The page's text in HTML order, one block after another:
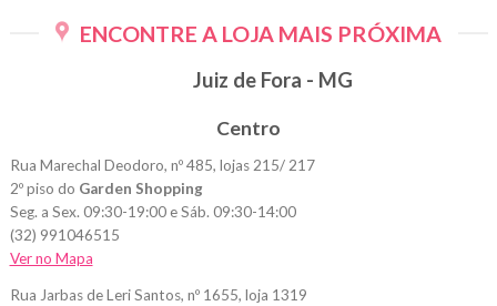
ENCONTRE A LOJA MAIS PRÓXIMA
Juiz de Fora - MG
Centro
Rua Marechal Deodoro, nº 485, lojas 215/ 217
2º piso do Garden Shopping
Seg. a Sex. 09:30-19:00 e Sáb. 09:30-14:00
(32) 991046515
Ver no Mapa
Rua Jarbas de Leri Santos, nº 1655, loja 1319